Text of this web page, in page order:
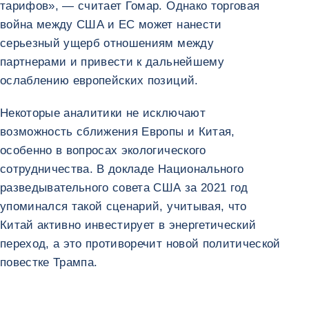
тарифов», — считает Гомар. Однако торговая
война между США и ЕС может нанести
серьезный ущерб отношениям между
партнерами и привести к дальнейшему
ослаблению европейских позиций.
Некоторые аналитики не исключают
возможность сближения Европы и Китая,
особенно в вопросах экологического
сотрудничества. В докладе Национального
разведывательного совета США за 2021 год
упоминался такой сценарий, учитывая, что
Китай активно инвестирует в энергетический
переход, а это противоречит новой политической
повестке Трампа.